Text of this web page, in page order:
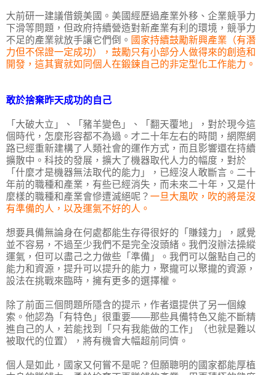
大前研一建議借鏡美國。美國經歷過產業外移、企業競爭力
下滑等問題，但政府持續營造對新產業有利的環境，競爭力
不足的產業就放手讓它們倒。 國家持續鼓勵新興產業（有潛
力但不保證一定成功），鼓勵只有小部分人做得來的創造和
開發，這其實就如同個人在鍛鍊自己的非定型化工作能力。
敢於捨棄昨天成功的自己
「大破大立」、「豬羊變色」、「翻天覆地」，對於現今這
個時代，怎麼形容都不為過。才二十年左右的時間，網際網
路已經重新建構了人類社會的運作方式，而且影響還在持續
擴散中。科技的發展，擴大了機器取代人力的幅度，對於
「什麼才是機器無法取代的能力」，已經沒人敢斷言。二十
年前的職種和產業，有些已經消失，而未來二十年，又是什
麼樣的職種和產業會慘遭滅絕呢？ 一旦大風吹，吹的將是沒
有準備的人，以及運氣不好的人。
想要具備無論身在何處都能生存得很好的「賺錢力」，感覺
並不容易，不過至少我們不是完全沒頭緒。我們沒辦法操縱
運氣，但可以盡己之力做些「準備」。我們可以盤點自己的
能力和資源，提升可以提升的能力，聚攏可以聚攏的資源，
設法在挑戰來臨時，擁有更多的選擇權。
除了前面三個問題所隱含的提示，作者還提供了另一個線
索。他認為「有特色」很重要——那些具備特色又能不斷精
進自己的人，若能找到「只有我能做的工作」（也就是難以
被取代的位置），將有機會大幅超前同儕。
個人是如此，國家又何嘗不是呢？但願聰明的國家都能厚植